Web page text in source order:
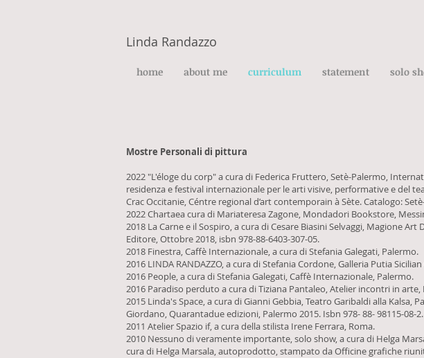
Linda Randazzo
home about me curriculum statement solo
Mostre Personali di pittura
2022 "L'éloge du corp" a cura di Federica Fruttero, Setè-Palermo,
residenza e festival internazionale per le arti visive, performative e del
Crac Occitanie, Céntre regional d’art contemporain à Sète. Catalogo:
2022 Chartaea cura di Mariateresa Zagone, Mondadori Bookstore,
2018 La Carne e il Sospiro, a cura di Cesare Biasini Selvaggi, Magione
Editore, Ottobre 2018, isbn 978-88-6403-307-05.
2018 Finestra, Caffè Internazionale, a cura di Stefania Galegati, Palermo.
2016 LINDA RANDAZZO, a cura di Stefania Cordone, Galleria Putia
2016 People, a cura di Stefania Galegati, Caffè Internazionale, Palermo.
2016 Paradiso perduto a cura di Tiziana Pantaleo, Atelier incontri in arte,
2015 Linda's Space, a cura di Gianni Gebbia, Teatro Garibaldi alla
Giordano, Quarantadue edizioni, Palermo 2015. Isbn 978- 88- 98115-08-2.
2011 Atelier Spazio if, a cura della stilista Irene Ferrara, Roma.
2010 Nessuno di veramente importante, solo show, a cura di Helga
cura di Helga Marsala, autoprodotto, stampato da Officine grafiche